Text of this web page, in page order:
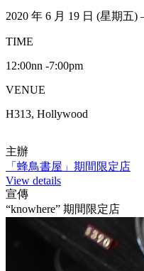
2020 年 6 月 19 日 (星期五)
TIME
12:00nn -7:00pm
VENUE
H313, Hollywood
主辦
「蜂鳥書屋」期間限定店
View details
宣傳
“knowhere” 期間限定店